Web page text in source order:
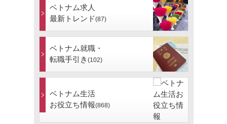
ベトナム求人
最新トレンド(87)
ベトナム就職・
転職手引き (102)
ベトナム生活
お役立ち情報(868)